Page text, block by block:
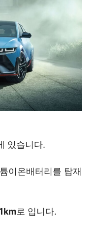
있습니다.
이온배터리를 탑재
로 입니다.